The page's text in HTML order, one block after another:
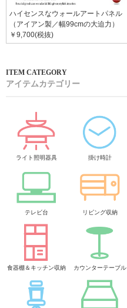
ハイセンスなウォールアートパネル
（アイアン製／幅99cmの大迫力）
￥9,700(税抜)
アイテムカテゴリー
ライト照明器具 掛け時計
テレビ台 リビング収納
食器棚＆キッチン収納 カウンターテーブル